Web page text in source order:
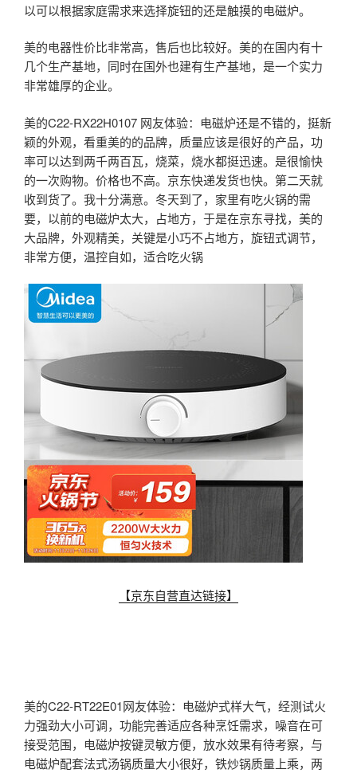
以可以根据家庭需求来选择旋钮的还是触摸的电磁炉。
美的电器性价比非常高，售后也比较好。美的在国内有十
几个生产基地，同时在国外也建有生产基地，是一个实力
非常雄厚的企业。
美的C22-RX22H0107 网友体验：电磁炉还是不错的，挺新
颖的外观，看重美的的品牌，质量应该是很好的产品，功
率可以达到两千两百瓦，烧菜，烧水都挺迅速。是很愉快
的一次购物。价格也不高。京东快递发货也快。第二天就
收到货了。我十分满意。冬天到了，家里有吃火锅的需
要，以前的电磁炉太大，占地方，于是在京东寻找，美的
大品牌，外观精美，关键是小巧不占地方，旋钮式调节，
非常方便，温控自如，适合吃火锅
【京东自营直达链接】
美的C22-RT22E01网友体验：电磁炉式样大气，经测试火
力强劲大小可调，功能完善适应各种烹饪需求，噪音在可
接受范围，电磁炉按键灵敏方便，放水效果有待考察，与
电磁炉配套法式汤锅质量大小很好，铁炒锅质量上乘，两